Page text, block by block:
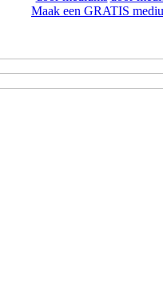
Maak een GRATIS